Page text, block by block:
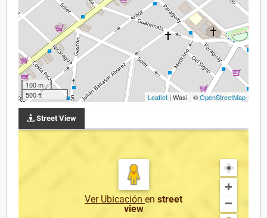
100 m
500 ft
Leaflet | Wasi - ©OpenStreetMap
Street View
Ver Ubicación en street
view